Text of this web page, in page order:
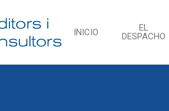
INICIO
EL
DESPACHO